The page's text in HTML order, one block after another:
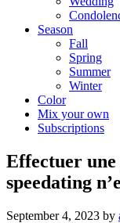
Season
Fall
Spring
Summer
Winter
Color
Mix your own
Subscriptions
Effectuer
speedating
September 4, 2023 by